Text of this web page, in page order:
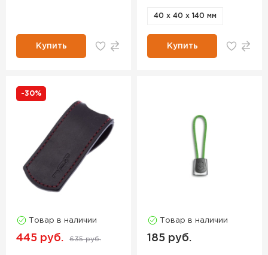
Купить
40 x 40 x 140 мм
Купить
-30%
Товар в наличии
445 руб. 635 руб.
Товар в наличии
185 руб.